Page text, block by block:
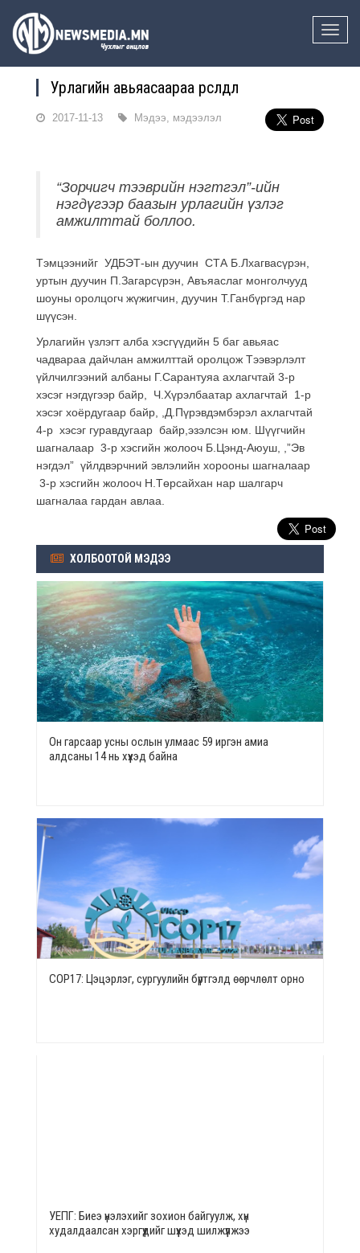
Toggle
Урлагийн авьяасаараа өрсөлдлөө
2017-11-13 Мэдээ, мэдээлэл
“Зорчигч тээврийн нэгтгэл”-ийн
нэгдүгээр баазын урлагийн үзлэг
амжилттай боллоо.
Тэмцээнийг УДБЭТ-ын дуучин СТА Б.Лхагвасүрэн,
уртын дуучин П.Загарсүрэн, Авъяаслаг монголчууд
шоуны оролцогч жүжигчин, дуучин Т.Ганбүргэд нар
шүүсэн.
Урлагийн үзлэгт алба хэсгүүдийн 5 баг авьяас
чадвараа дайчлан амжилттай оролцож Тээвэрлэлт
үйлчилгээний албаны Г.Сарантуяа ахлагчтай 3-р
хэсэг нэгдүгээр байр, Ч.Хүрэлбаатар ахлагчтай 1-р
хэсэг хоёрдугаар байр, ,Д.Пүрэвдэмбэрэл ахлагчтай
4-р хэсэг гуравдугаар байр,эзэлсэн юм. Шүүгчийн
шагналаар 3-р хэсгийн жолооч Б.Цэнд-Аюуш, ,”Эв
нэгдэл” үйлдвэрчний эвлэлийн хорооны шагналаар
3-р хэсгийн жолооч Н.Төрсайхан нар шалгарч
шагналаа гардан авлаа.
ХОЛБООТОЙ МЭДЭЭ
Он гарсаар усны ослын улмаас 59 иргэн амиа
алдсаны 14 нь хүүхэд байна
СОР17: Цэцэрлэг, сургуулийн бүртгэлд өөрчлөлт орно
УЕПГ: Биеэ үнэлэхийг зохион байгуулж, хүн
худалдаалсан хэргүүдийг шүүхэд шилжүүлжээ